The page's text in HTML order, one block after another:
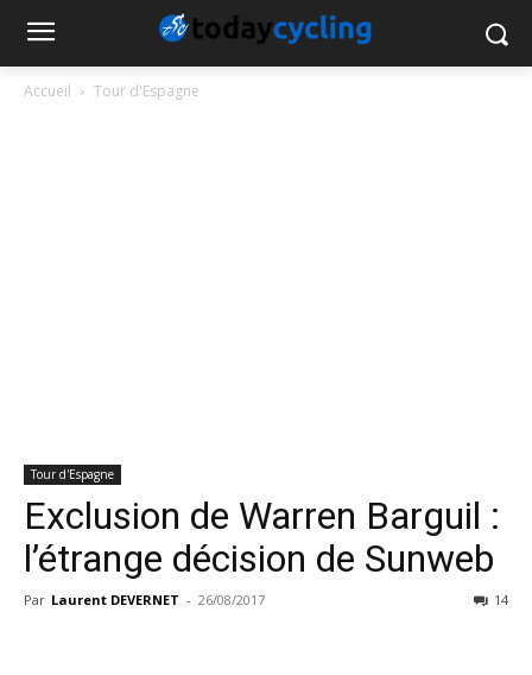
Accueil Tour d'Espagne
Tour d'Espagne
Exclusion de Warren Barguil :
l’étrange décision de Sunweb
Par Laurent DEVERNET - 26/08/2017 14